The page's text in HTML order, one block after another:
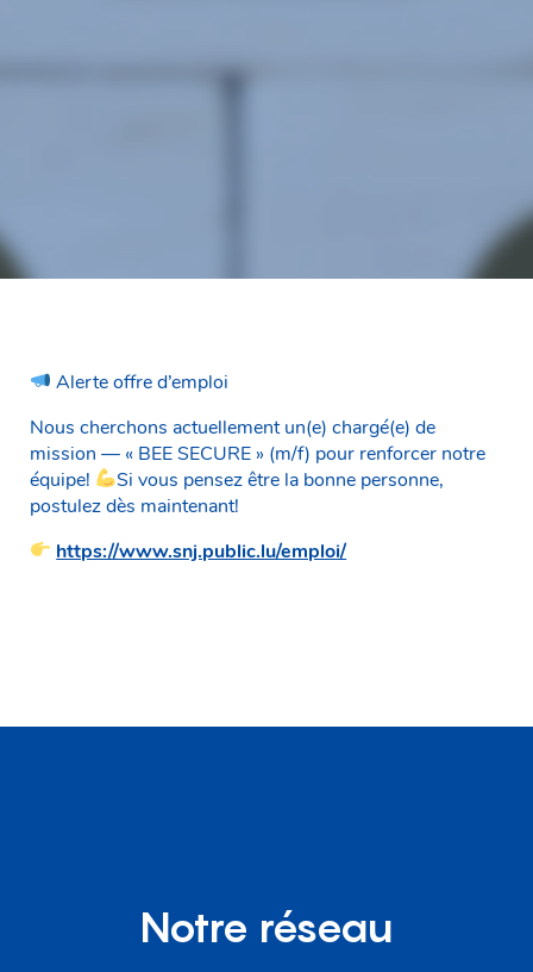
Alerte offre d’emploi
Nous cherchons actuellement un(e) chargé(e) de
mission — « BEE SECURE » (m/f) pour renforcer notre
équipe!
Si vous pensez être la bonne personne,
postulez dès maintenant!
https://www.snj.public.lu/emploi/
Notre réseau